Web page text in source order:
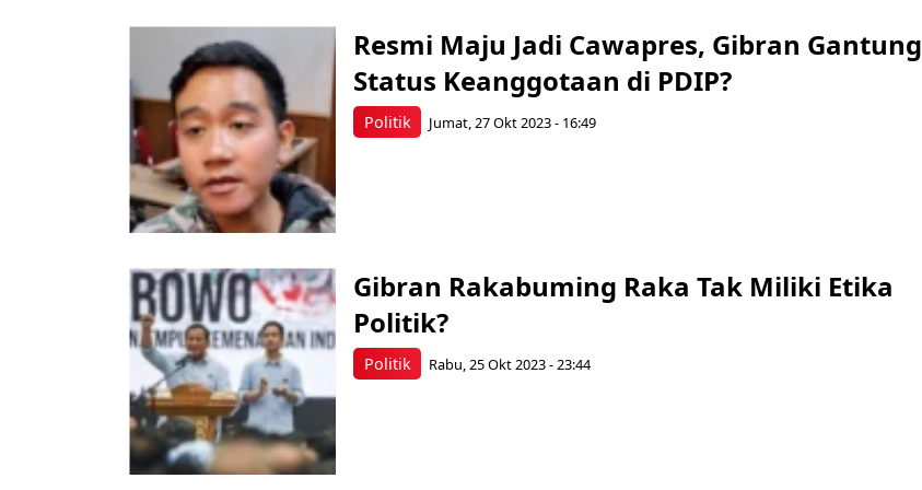
Politik
Resmi Maju Jadi Cawapres, Gibran Gantung
Status Keanggotaan di PDIP?
Jumat, 27 Okt 2023 - 16:49
Politik
Gibran Rakabuming Raka Tak Miliki Etika
Politik?
Rabu, 25 Okt 2023 - 23:44